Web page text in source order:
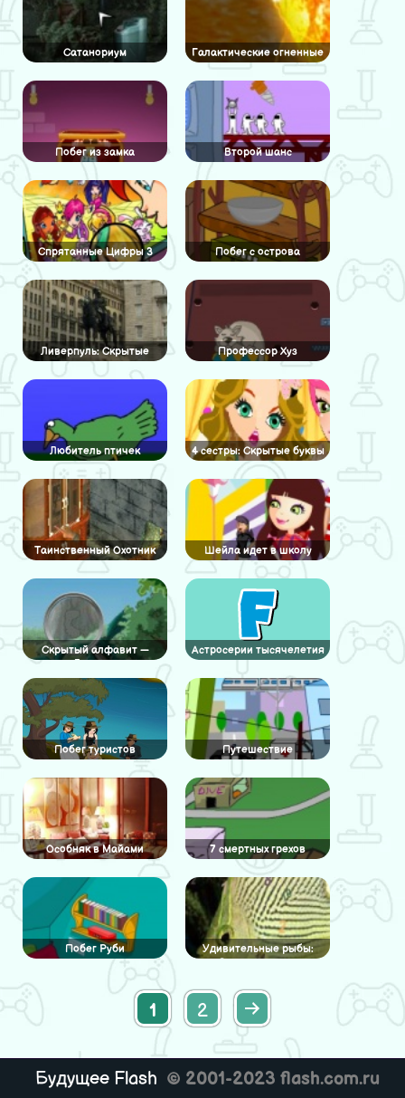
Сатанориум
Галактические огненные
шары
Побег из замка
принцессы
Второй шанс
Спрятанные Цифры 3 Побег с острова
Ливерпуль: Скрытые
числа
Профессор Хуз
Любитель птичек 4 сестры: Скрытые буквы
Таинственный Охотник Шейла идет в школу
Скрытый алфавит —
Деревья
Астросерии тысячелетия
Побег туристов Путешествие
Особняк в Майами 7 смертных грехов
Побег Руби
Удивительные рыбы:
Скрытые числа
1 2
Будущее Flash © 2001-2023 flash.com.ru